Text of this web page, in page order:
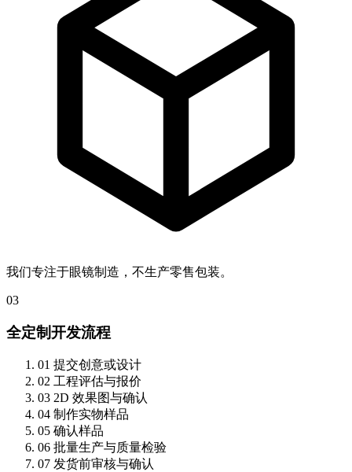
我们专注于眼镜制造，不生产零售包装。
03
全定制开发流程
01 提交创意或设计
02 工程评估与报价
03 2D 效果图与确认
04 制作实物样品
05 确认样品
06 批量生产与质量检验
07 发货前审核与确认